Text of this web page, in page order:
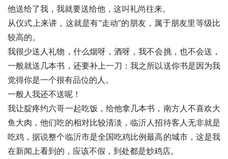
他送给了我，我就要送给他，这叫礼尚往来。
从仪式上来讲，这就是有“走动”的朋友，属于朋友里等级比
较高的。
我很少送人礼物，什么烟呀，酒呀，我不会挑，也不会送，
一般就送几本书，还要补上一刀：我之所以送你书是因为我
觉得你是一个很有品位的人。
一般人我还不送呢！
我让腚疼约六哥一起吃饭，给他拿几本书，南方人不喜欢大
鱼大肉，他们吃的相对比较清淡，临沂人招待客人无非就是
吃鸡，据说整个临沂市是全国吃鸡比例最高的城市，这是我
在新闻上看到的，应该不假，到处都是炒鸡店。